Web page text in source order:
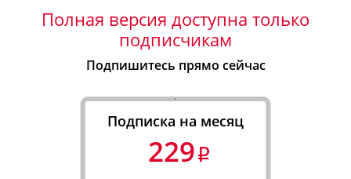
Полная версия доступна только
подписчикам
Подпишитесь прямо сейчас
Подписка на месяц
229